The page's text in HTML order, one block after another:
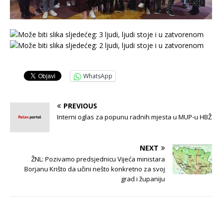
WhatsApp
PREVIOUS
Interni oglas za popunu radnih mjesta u MUP-u HBŽ
NEXT
ŽNL: Pozivamo predsjednicu Vijeća ministara
Borjanu Krišto da učini nešto konkretno za svoj
grad i županiju